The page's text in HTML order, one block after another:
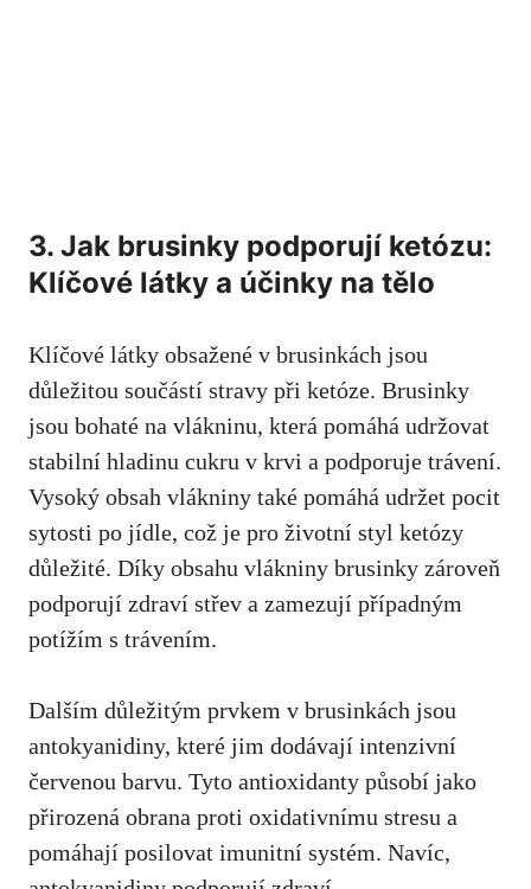
3. Jak brusinky podporují ketózu:
Klíčové látky a účinky na tělo
Klíčové látky obsažené v brusinkách jsou
důležitou součástí stravy při ketóze. Brusinky
jsou bohaté na vlákninu, která pomáhá udržovat
stabilní hladinu cukru v krvi a podporuje trávení.
Vysoký obsah vlákniny také pomáhá udržet pocit
sytosti po jídle, což je pro životní styl ketózy
důležité. Díky obsahu vlákniny brusinky zároveň
podporují zdraví střev a zamezují případným
potížím s trávením.
Dalším důležitým prvkem v brusinkách jsou
antokyanidiny, které jim dodávají intenzivní
červenou barvu. Tyto antioxidanty působí jako
přirozená obrana proti oxidativnímu stresu a
pomáhají posilovat imunitní systém. Navíc,